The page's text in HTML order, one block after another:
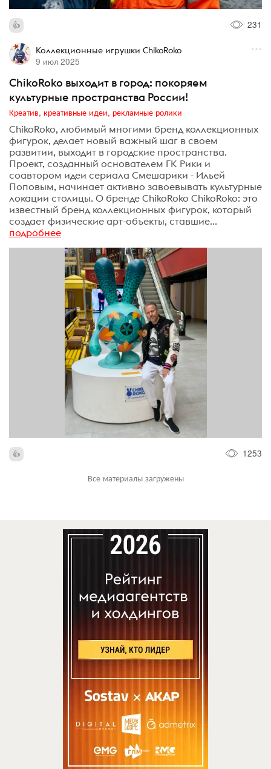
231
Коллекционные игрушки ChikoRoko
9 июл 2025
ChikoRoko выходит в город: покоряем
культурные пространства России!
Креатив, креативные идеи, рекламные ролики
ChikoRoko, любимый многими бренд коллекционных
фигурок, делает новый важный шаг в своем
развитии, выходит в городские пространства.
Проект, созданный основателем ГК Рики и
соавтором идеи сериала Смешарики - Ильей
Поповым, начинает активно завоевывать культурные
локации столицы. О бренде ChikoRoko ChikoRoko: это
известный бренд коллекционных фигурок, который
создает физические арт-объекты, ставшие...
подробнее
1253
Все материалы загружены